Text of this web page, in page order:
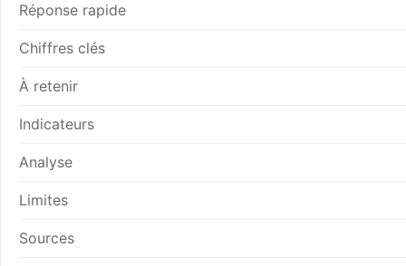
Réponse rapide
Chiffres clés
À retenir
Indicateurs
Analyse
Limites
Sources